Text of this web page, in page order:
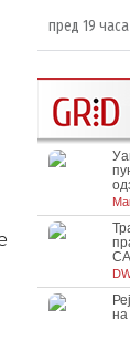
пред 19 часа